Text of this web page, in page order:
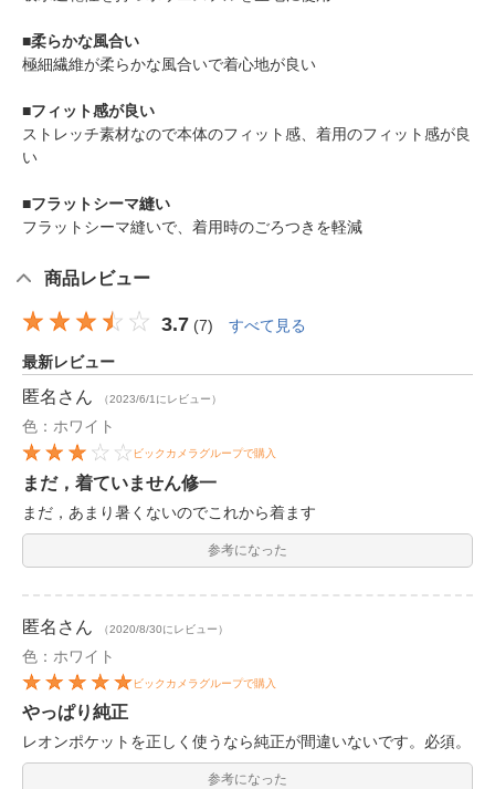
■柔らかな風合い
極細繊維が柔らかな風合いで着心地が良い
■フィット感が良い
ストレッチ素材なので本体のフィット感、着用のフィット感が良
い
■フラットシーマ縫い
フラットシーマ縫いで、着用時のごろつきを軽減
商品レビュー
3.7 (7) すべて見る
最新レビュー
匿名 さん （2023/6/1にレビュー）
色：ホワイト
ビックカメラグループで購入
まだ，着ていません修一
まだ，あまり暑くないのでこれから着ます
参考になった
匿名 さん （2020/8/30にレビュー）
色：ホワイト
ビックカメラグループで購入
やっぱり純正
レオンポケットを正しく使うなら純正が間違いないです。必須。
参考になった